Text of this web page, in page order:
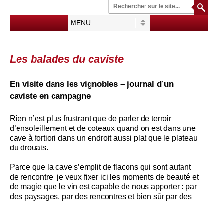
Les balades du caviste
En visite dans les vignobles – journal d’un
caviste en campagne
Rien n’est plus frustrant que de parler de terroir
d’ensoleillement et de coteaux quand on est dans une
cave à fortiori dans un endroit aussi plat que le plateau
du drouais.
Parce que la cave s’emplit de flacons qui sont autant
de rencontre, je veux fixer ici les moments de beauté et
de magie que le vin est capable de nous apporter : par
des paysages, par des rencontres et bien sûr par des